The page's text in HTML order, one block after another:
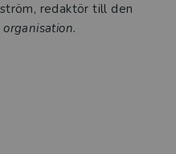
redaktör till den